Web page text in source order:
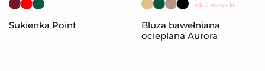
Sukienka Point
pokaż wszystkie
Bluza bawełniana
ocieplana Aurora